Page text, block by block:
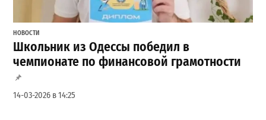
НОВОСТИ
Школьник из Одессы победил в
чемпионате по финансовой грамотности
14-03-2026 в 14:25